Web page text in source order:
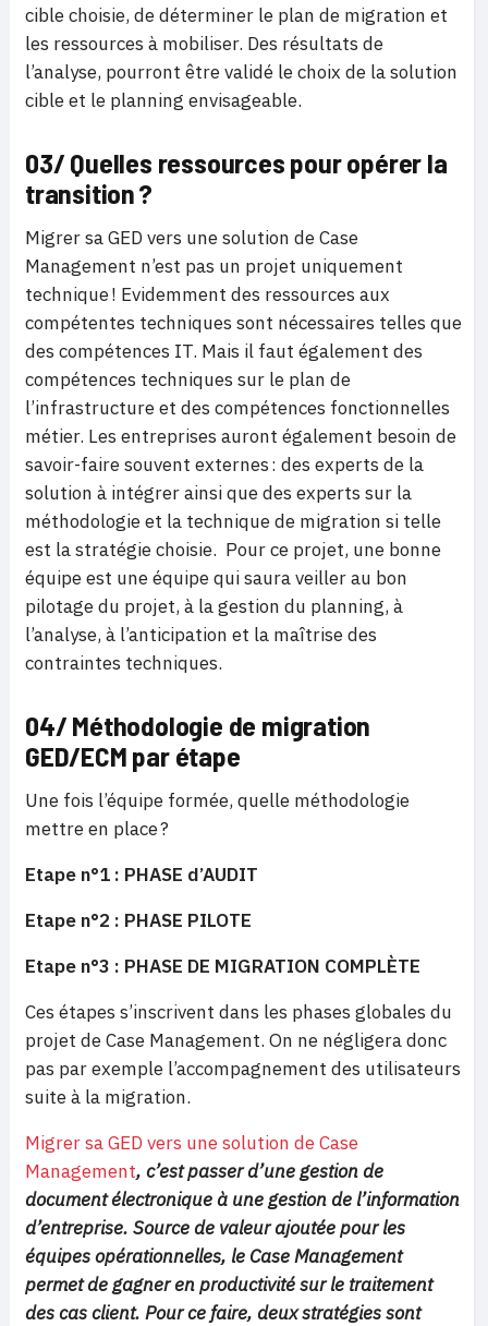
cible choisie, de déterminer le plan de migration et
les ressources à mobiliser. Des résultats de
l’analyse, pourront être validé le choix de la solution
cible et le planning envisageable.
03/ Quelles ressources pour opérer la
transition ?
Migrer sa GED vers une solution de Case
Management n’est pas un projet uniquement
technique ! Evidemment des ressources aux
compétentes techniques sont nécessaires telles que
des compétences IT. Mais il faut également des
compétences techniques sur le plan de
l’infrastructure et des compétences fonctionnelles
métier. Les entreprises auront également besoin de
savoir-faire souvent externes : des experts de la
solution à intégrer ainsi que des experts sur la
méthodologie et la technique de migration si telle
est la stratégie choisie. Pour ce projet, une bonne
équipe est une équipe qui saura veiller au bon
pilotage du projet, à la gestion du planning, à
l’analyse, à l’anticipation et la maîtrise des
contraintes techniques.
04/ Méthodologie de migration
GED/ECM par étape
Une fois l’équipe formée, quelle méthodologie
mettre en place ?
Etape n°1 : PHASE d’AUDIT
Etape n°2 : PHASE PILOTE
Etape n°3 : PHASE DE MIGRATION COMPLÈTE
Ces étapes s’inscrivent dans les phases globales du
projet de Case Management. On ne négligera donc
pas par exemple l’accompagnement des utilisateurs
suite à la migration.
Migrer sa GED vers une solution de Case
Management, c’est passer d’une gestion de
document électronique à une gestion de l’information
d’entreprise. Source de valeur ajoutée pour les
équipes opérationnelles, le Case Management
permet de gagner en productivité sur le traitement
des cas client. Pour ce faire, deux stratégies sont